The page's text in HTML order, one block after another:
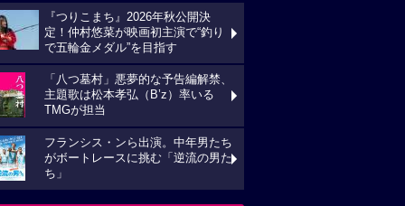
『つりこまち』2026年秋公開決
定！仲村悠菜が映画初主演で“釣り
で五輪金メダル”を目指す
「八つ墓村」悪夢的な予告編解禁、
主題歌は松本孝弘（B’z）率いる
TMGが担当
フランシス・ンら出演。中年男たち
がボートレースに挑む「逆流の男た
ち」